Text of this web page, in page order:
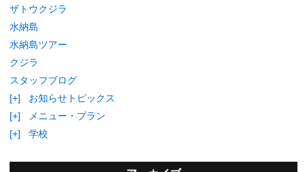
ザトウクジラ
水納島
水納島ツアー
クジラ
スタッフブログ
[+]
お知らせトピックス
[+]
メニュー・プラン
[+]
学校